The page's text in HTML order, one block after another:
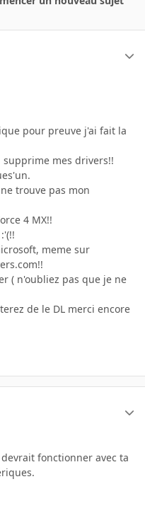
pour preuve j'ai fait la
mes drivers!!
trouve pas mon
4 MX!!
meme sur
( n'oubliez pas que je ne
de le DL merci encore
fonctionner avec ta